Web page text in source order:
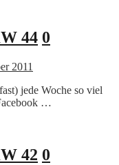
44 0
2011
jede Woche so viel
…
42 0